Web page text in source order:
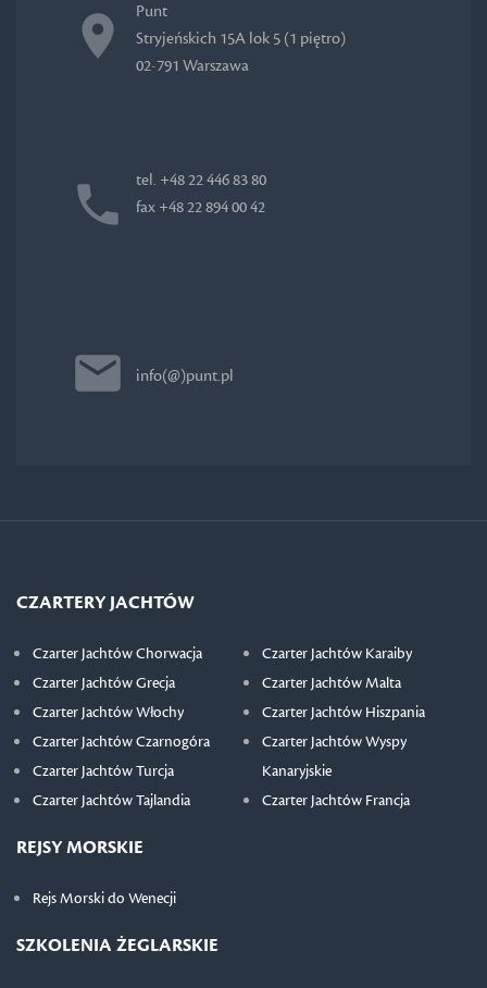
Punt
Stryjeńskich 15A lok 5 (1 piętro)
02-791 Warszawa
tel. +48 22 446 83 80
fax +48 22 894 00 42
info(@)punt.pl
CZARTERY JACHTÓW
Czarter Jachtów Chorwacja
Czarter Jachtów Grecja
Czarter Jachtów Włochy
Czarter Jachtów Czarnogóra
Czarter Jachtów Turcja
Czarter Jachtów Tajlandia
Czarter Jachtów Karaiby
Czarter Jachtów Malta
Czarter Jachtów Hiszpania
Czarter Jachtów Wyspy
Kanaryjskie
Czarter Jachtów Francja
REJSY MORSKIE
Rejs Morski do Wenecji
SZKOLENIA ŻEGLARSKIE